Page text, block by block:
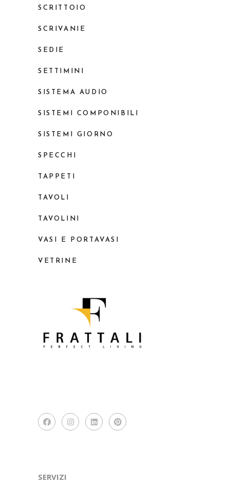
SCRITTOIO
SCRIVANIE
SEDIE
SETTIMINI
SISTEMA AUDIO
SISTEMI COMPONIBILI
SISTEMI GIORNO
SPECCHI
TAPPETI
TAVOLI
TAVOLINI
VASI E PORTAVASI
VETRINE
SERVIZI